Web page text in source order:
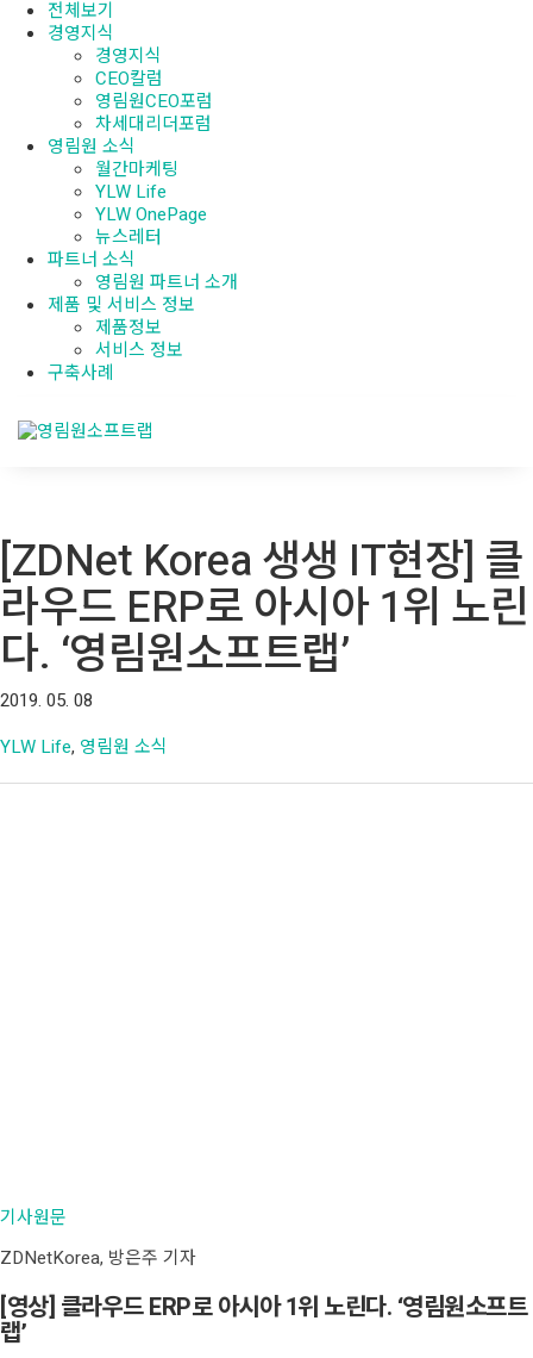
전체보기
경영지식
경영지식
CEO칼럼
영림원CEO포럼
차세대리더포럼
영림원 소식
월간마케팅
YLW Life
YLW OnePage
뉴스레터
파트너 소식
영림원 파트너 소개
제품 및 서비스 정보
제품정보
서비스 정보
구축사례
[ZDNet Korea 생생 IT현장] 클
라우드 ERP로 아시아 1위 노린
다. ‘영림원소프트랩’
2019. 05. 08
YLW Life, 영림원 소식
기사원문
ZDNetKorea, 방은주 기자
[영상] 클라우드 ERP로 아시아 1위 노린다. ‘영림원소프트
랩’